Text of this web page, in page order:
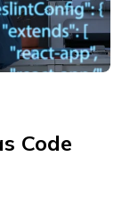
Code